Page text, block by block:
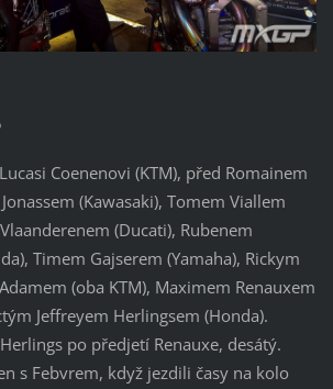
Coenenovi (KTM), před Romainem
(Kawasaki), Tomem Viallem
(Ducati), Rubenem
Timem Gajserem (Yamaha), Rickym
(oba KTM), Maximem Renauxem
Jeffreyem Herlingsem (Honda).
po předjetí Renauxe, desátý.
s Febvrem, když jezdili časy na kolo